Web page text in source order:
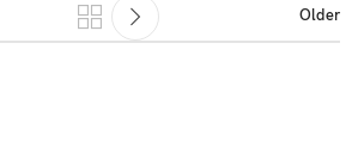
Older